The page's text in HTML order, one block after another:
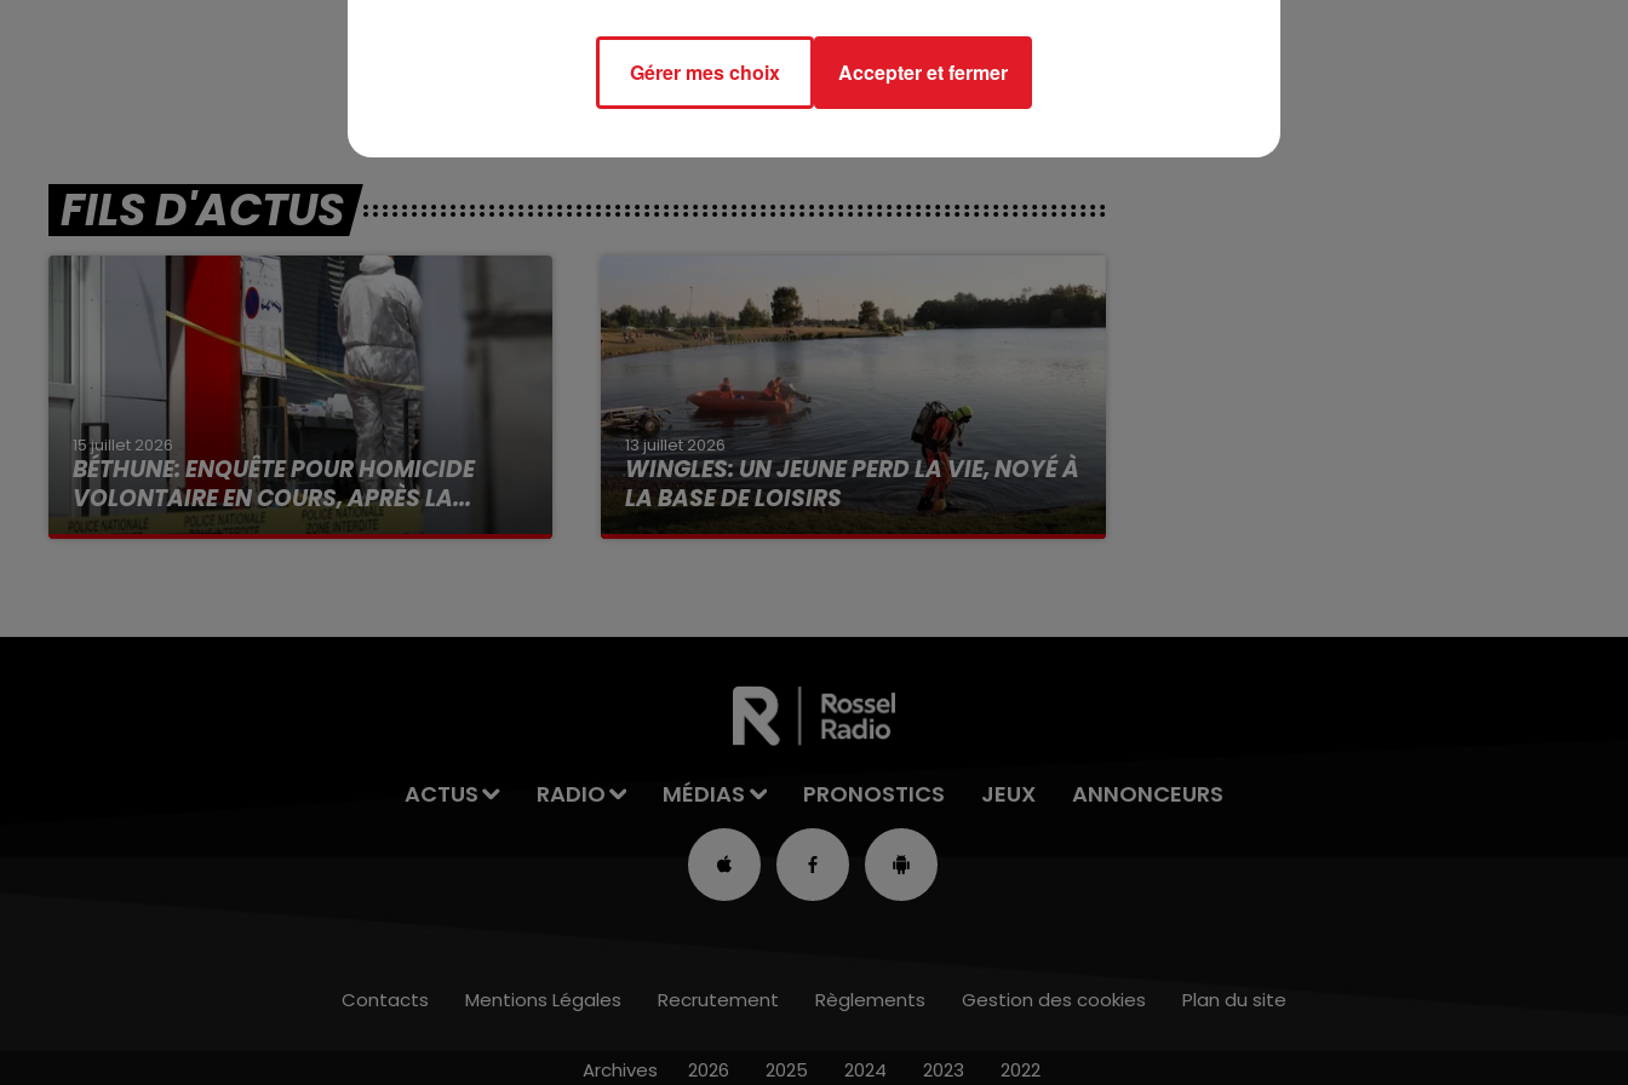
FILS D'ACTUS
15 juillet 2026
BÉTHUNE: ENQUÊTE POUR HOMICIDE
VOLONTAIRE EN COURS, APRÈS LA...
Selon les premiers éléments, le logement
13 juillet 2026
WINGLES: UN JEUNE PERD LA VIE, NOYÉ À
LA BASE DE LOISIRS
La victime a coulé à pic
ACTUS RADIO MÉDIAS PRONOSTICS JEUX ANNONCEURS
Contacts Mentions Légales Recrutement Règlements Gestion des cookies Plan du site
Archives 2026 2025 2024 2023 2022
Gérer mes choix Accepter et fermer